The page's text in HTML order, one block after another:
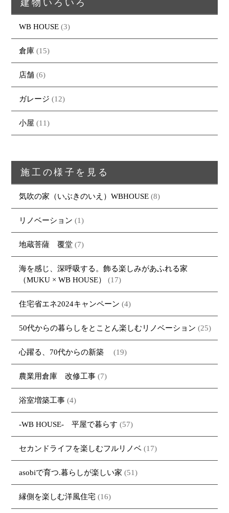
建物いろいろ
WB HOUSE (3)
倉庫 (15)
店舗 (6)
ガレージ (12)
小屋 (11)
施工の様子を見る
気吹の家（いぶきのいえ）WBHOUSE (8)
リノベーション (1)
地蔵菩薩 覆堂 (7)
海を感じ、深呼吸する。飾る楽しみがあふれる家
（MUKU × WB HOUSE）
(17)
住宅省エネ2024キャンペーン (4)
50代からの暮らしをとことん楽しむリノベーション (25)
心躍る、70代からの新築 (19)
農業用倉庫 改修工事 (7)
浴室増築工事 (4)
-WB HOUSE- 平屋で暮らす (57)
セカンドライフを楽しむフルリノベ (17)
asobiで育つ.暮らしが楽しい家 (51)
縁側を楽しむ洋風住宅 (16)
イベント
会社案内
お問い合わせ
・資料請求
・CUSTOM
ORDER
・CUSTOM